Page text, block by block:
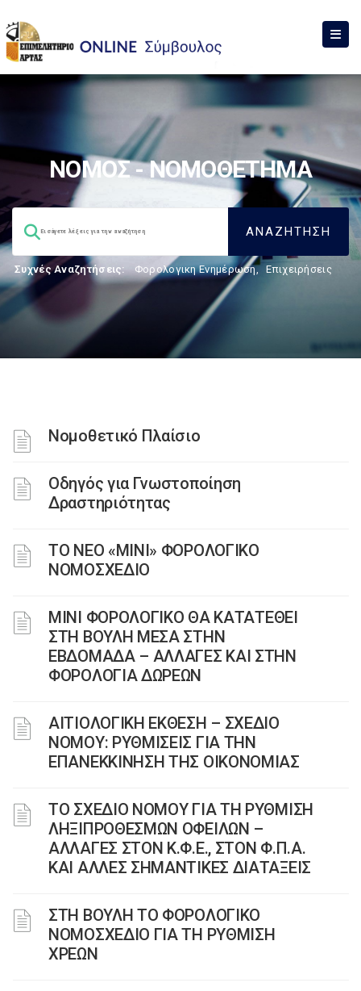
ΝΟΜΟΣ - ΝΟΜΟΘΕΤΗΜΑ
Συχνές Αναζητήσεις: Φορολογικη Ενημέρωση, Επιχειρήσεις
Νομοθετικό Πλαίσιο
Οδηγός για Γνωστοποίηση
Δραστηριότητας
ΤΟ ΝΕΟ «ΜΙΝΙ» ΦΟΡΟΛΟΓΙΚΟ
ΝΟΜΟΣΧΕΔΙΟ
ΜΙΝΙ ΦΟΡΟΛΟΓΙΚΟ ΘΑ ΚΑΤΑΤΕΘΕΙ
ΣΤΗ ΒΟΥΛΗ ΜΕΣΑ ΣΤΗΝ
ΕΒΔΟΜΑΔΑ – ΑΛΛΑΓΕΣ ΚΑΙ ΣΤΗΝ
ΦΟΡΟΛΟΓΙΑ ΔΩΡΕΩΝ
ΑΙΤΙΟΛΟΓΙΚΗ ΕΚΘΕΣΗ – ΣΧΕΔΙΟ
ΝΟΜΟΥ: ΡΥΘΜΙΣΕΙΣ ΓΙΑ ΤΗΝ
ΕΠΑΝΕΚΚΙΝΗΣΗ ΤΗΣ ΟΙΚΟΝΟΜΙΑΣ
TΟ ΣΧΕΔΙΟ ΝΟΜΟΥ ΓΙΑ ΤΗ ΡΥΘΜΙΣΗ
ΛΗΞΙΠΡΟΘΕΣΜΩΝ ΟΦΕΙΛΩΝ –
ΑΛΛΑΓΕΣ ΣΤΟΝ Κ.Φ.Ε., ΣΤΟΝ Φ.Π.Α.
ΚΑΙ ΑΛΛΕΣ ΣΗΜΑΝΤΙΚΕΣ ΔΙΑΤΑΞΕΙΣ
ΣΤΗ ΒΟΥΛΗ ΤΟ ΦΟΡΟΛΟΓΙΚΟ
ΝΟΜΟΣΧΕΔΙΟ ΓΙΑ ΤΗ ΡΥΘΜΙΣΗ
ΧΡΕΩΝ